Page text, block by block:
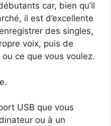
car, bien qu’il
il est d’excellente
des singles,
voix, puis de
ce que vous voulez.
USB que vous
ou à un